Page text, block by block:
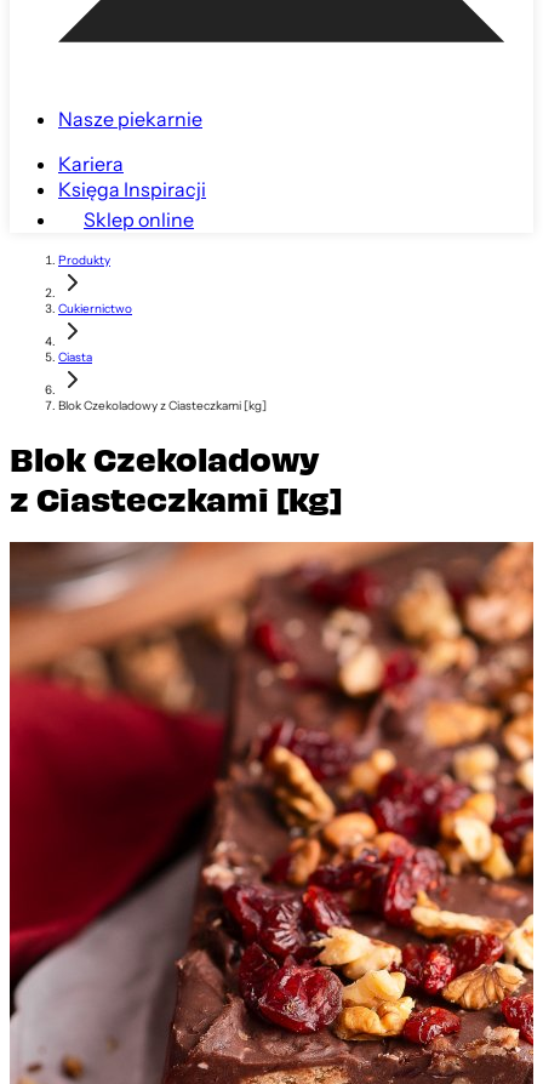
Nasze piekarnie
Kariera
Księga Inspiracji
Sklep online
Produkty
Cukiernictwo
Ciasta
Blok Czekoladowy z Ciasteczkami [kg]
Blok Czekoladowy
z Ciasteczkami [kg]